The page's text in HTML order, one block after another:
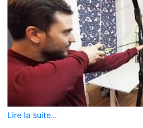
Lire la suite...